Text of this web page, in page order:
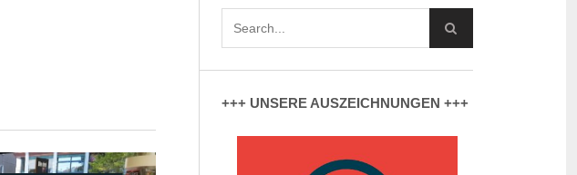
+++ UNSERE AUSZEICHNUNGEN +++